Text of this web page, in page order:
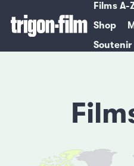
Films A-
Shop
Soutenir